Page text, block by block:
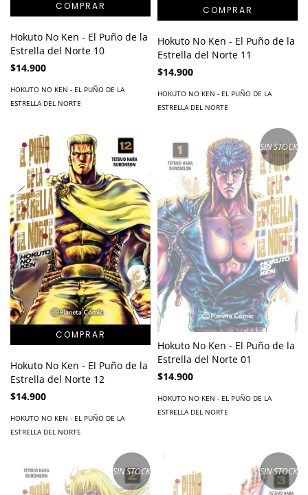
Hokuto No Ken - El Puño de la
Estrella del Norte 10
$14.900
HOKUTO NO KEN - EL PUÑO DE LA
ESTRELLA DEL NORTE
Hokuto No Ken - El Puño de la
Estrella del Norte 11
$14.900
HOKUTO NO KEN - EL PUÑO DE LA
ESTRELLA DEL NORTE
Hokuto No Ken - El Puño de la
Estrella del Norte 12
$14.900
HOKUTO NO KEN - EL PUÑO DE LA
ESTRELLA DEL NORTE
SIN STOCK
Hokuto No Ken - El Puño de la
Estrella del Norte 01
$14.900
HOKUTO NO KEN - EL PUÑO DE LA
ESTRELLA DEL NORTE
SIN STOCK SIN STOCK